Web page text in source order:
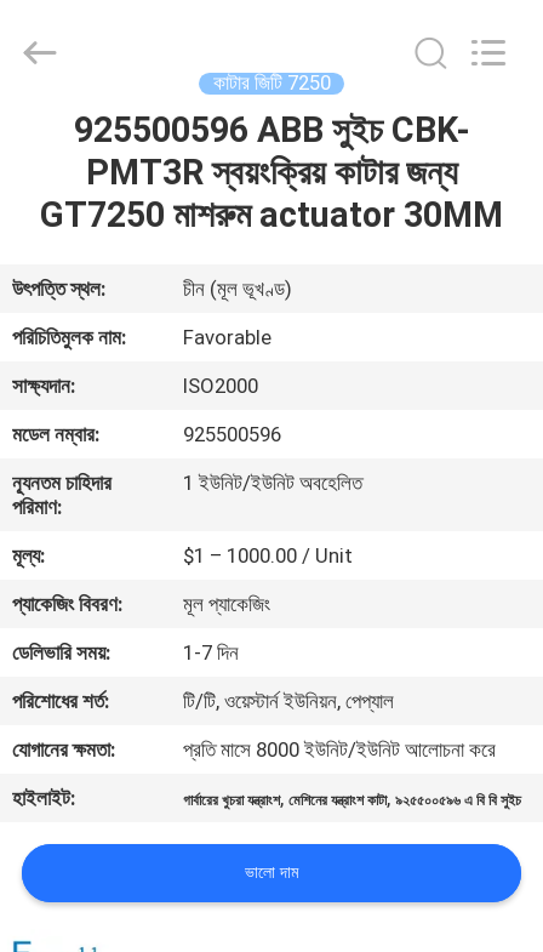
পণ্য
আমাদের
সম্পর্কে
কারখানা
ভ্রমণ
নিয়ন্ত্রণ
যোগাযোগ
করুন
খবর
উদ্ধৃতির
জন্য
আবেদন
EQUIPMENT
CO.,LTD.
কাটার জিটি 7250
925500596 ABB সুইচ CBK-
PMT3R স্বয়ংক্রিয় কাটার জন্য
GT7250 মাশরুম actuator 30MM
উৎপত্তি স্থল:
চীন (মূল ভূখণ্ড)
পরিচিতিমুলক নাম:
Favorable
সাক্ষ্যদান:
ISO2000
মডেল নম্বার:
925500596
ন্যূনতম চাহিদার
পরিমাণ:
1 ইউনিট/ইউনিট অবহেলিত
মূল্য:
$1 – 1000.00 / Unit
প্যাকেজিং বিবরণ:
মূল প্যাকেজিং
ডেলিভারি সময়:
1-7 দিন
পরিশোধের শর্ত:
টি/টি, ওয়েস্টার্ন ইউনিয়ন, পেপ্যাল
যোগানের ক্ষমতা:
প্রতি মাসে 8000 ইউনিট/ইউনিট আলোচনা করে
হাইলাইট:
গার্বারের খুচরা যন্ত্রাংশ,মেশিনের যন্ত্রাংশ কাটা,৯২৫৫০০৫৯৬ এ বি বি সুইচ
ভালো দাম